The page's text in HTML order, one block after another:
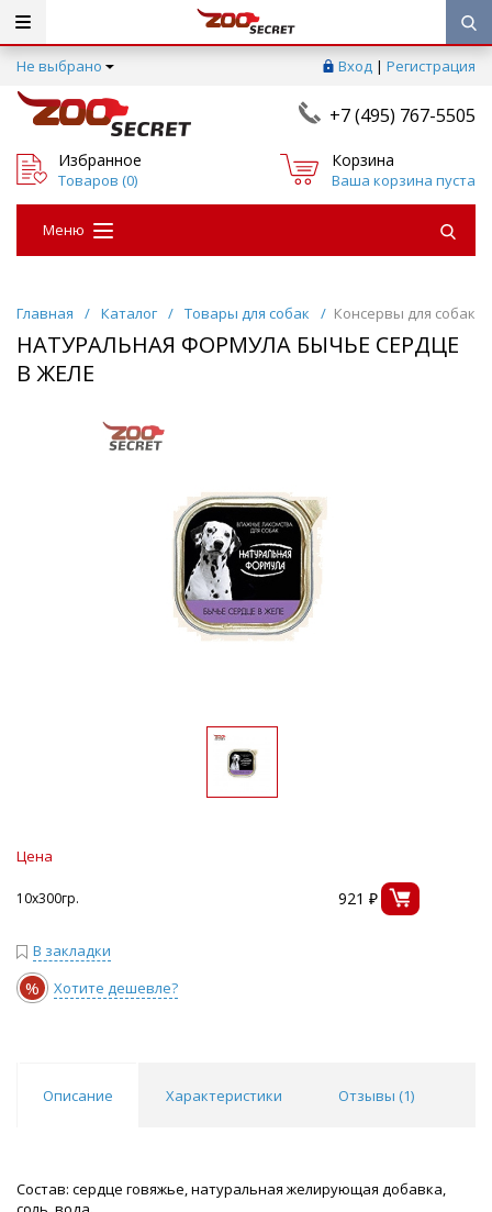
Не выбрано Вход | Регистрация
+7 (495) 767-5505
Избранное
Товаров (0)
Корзина
Ваша корзина пуста
Меню
Главная / Каталог / Товары для собак / Консервы для собак
НАТУРАЛЬНАЯ ФОРМУЛА БЫЧЬЕ СЕРДЦЕ
В ЖЕЛЕ
Цена
10х300гр. 921 ₽
В закладки
% Хотите дешевле?
Описание Характеристики Отзывы (1)
Состав: сердце говяжье, натуральная желирующая добавка,